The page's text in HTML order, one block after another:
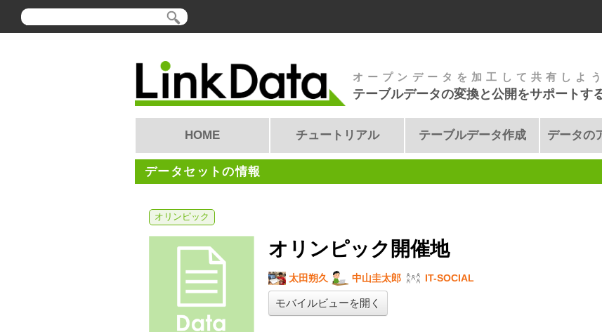
オープンデータを加工して共有しよう
テーブルデータの変換と公開をサポートす
HOME チュートリアル テーブルデータ作成 データの
データセットの情報
オリンピック
オリンピック開催地
太田朔久 中山圭太郎 IT-SOCIAL
モバイルビューを開く